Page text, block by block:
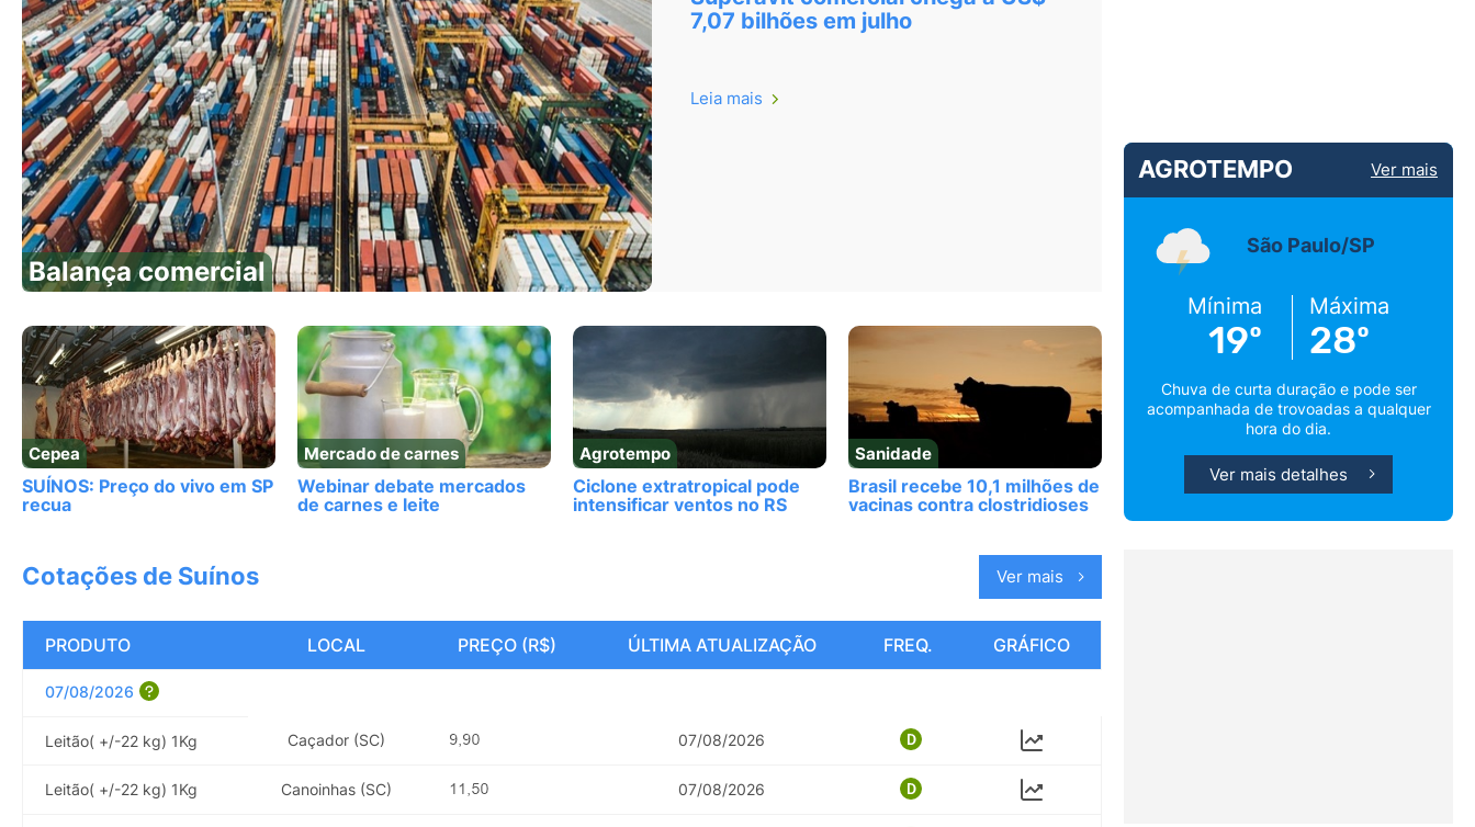
Balança comercial
7,07 bilhões em julho
Leia mais
Cepea
SUÍNOS: Preço do vivo em SP
recua
Mercado de carnes
Webinar debate mercados
de carnes e leite
Agrotempo
Ciclone extratropical pode
intensificar ventos no RS
Sanidade
Brasil recebe 10,1 milhões de
vacinas contra clostridioses
Cotações de Suínos Ver mais
PRODUTO LOCAL PREÇO (R$) ÚLTIMA ATUALIZAÇÃO FREQ. GRÁFICO
07/08/2026
Leitão( +/-22 kg) 1Kg Caçador (SC) 07/08/2026
Leitão( +/-22 kg) 1Kg Canoinhas (SC) 07/08/2026
AGROTEMPO Ver mais
São Paulo/SP
Mínima
19º
Máxima
28º
Chuva de curta duração e pode ser
acompanhada de trovoadas a qualquer
hora do dia.
Ver mais detalhes